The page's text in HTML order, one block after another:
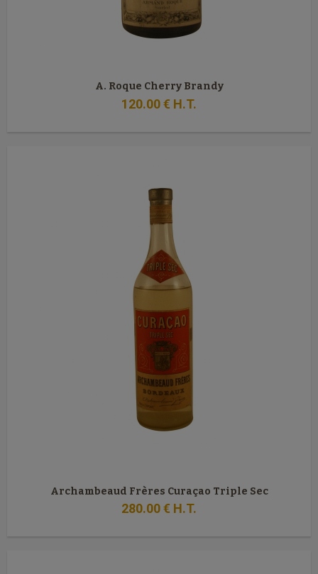
A. Roque Cherry Brandy
120.00€ H.T.
Archambeaud Frères Curaçao Triple Sec
280.00€ H.T.